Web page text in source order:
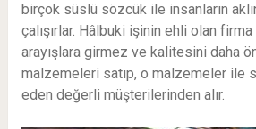
birçok süslü sözcük ile insanların
çalışırlar. Hâlbuki işinin ehli olan
arayışlara girmez ve kalitesini daha
malzemeleri satıp, o malzemeler ile
eden değerli müşterilerinden alır.